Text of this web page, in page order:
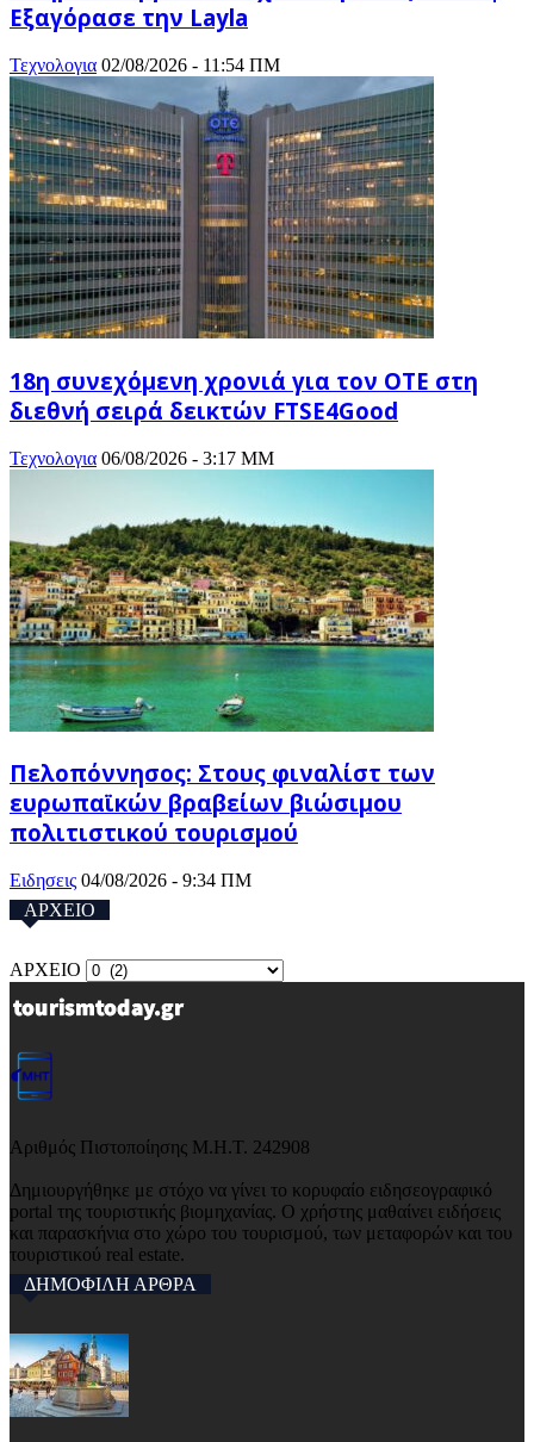
Εξαγόρασε την Layla
Τεχνολογια 02/08/2026 - 11:54 ΠΜ
18η συνεχόμενη χρονιά για τον ΟΤΕ στη
διεθνή σειρά δεικτών FTSE4Good
Τεχνολογια 06/08/2026 - 3:17 ΜΜ
Πελοπόννησος: Στους φιναλίστ των
ευρωπαϊκών βραβείων βιώσιμου
πολιτιστικού τουρισμού
Ειδησεις 04/08/2026 - 9:34 ΠΜ
ΑΡΧΕΙΟ
ΑΡΧΕΙΟ
Αριθμός Πιστοποίησης Μ.Η.Τ. 242908
Δημιουργήθηκε με στόχο να γίνει το κορυφαίο ειδησεογραφικό
portal της τουριστικής βιομηχανίας. Ο χρήστης μαθαίνει ειδήσεις
και παρασκήνια στο χώρο του τουρισμού, των μεταφορών και του
τουριστικού real estate.
ΔΗΜΟΦΙΛΗ ΑΡΘΡΑ